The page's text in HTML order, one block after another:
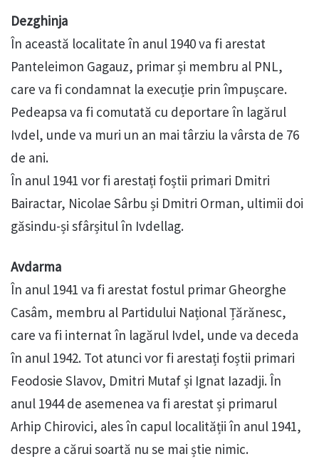
Dezghinja
În această localitate în anul 1940 va fi arestat
Panteleimon Gagauz, primar și membru al PNL,
care va fi condamnat la execuție prin împușcare.
Pedeapsa va fi comutată cu deportare în lagărul
Ivdel, unde va muri un an mai târziu la vârsta de 76
de ani.
În anul 1941 vor fi arestați foștii primari Dmitri
Bairactar, Nicolae Sârbu și Dmitri Orman, ultimii doi
găsindu-și sfârșitul în Ivdellag.
Avdarma
În anul 1941 va fi arestat fostul primar Gheorghe
Casâm, membru al Partidului Național Țărănesc,
care va fi internat în lagărul Ivdel, unde va deceda
în anul 1942. Tot atunci vor fi arestați foștii primari
Feodosie Slavov, Dmitri Mutaf și Ignat Iazadji. În
anul 1944 de asemenea va fi arestat și primarul
Arhip Chirovici, ales în capul localității în anul 1941,
despre a cărui soartă nu se mai știe nimic.